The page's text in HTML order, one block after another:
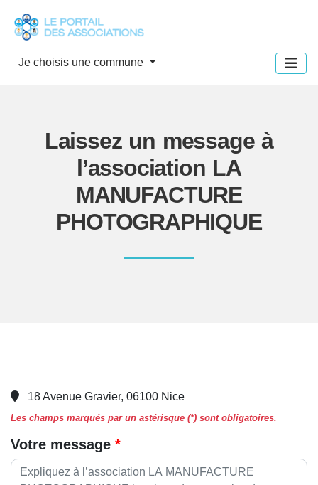
Je choisis une commune
Laissez un message à
l’association LA
MANUFACTURE
PHOTOGRAPHIQUE
18 Avenue Gravier, 06100 Nice
Les champs marqués par un astérisque (*) sont obligatoires.
Votre message